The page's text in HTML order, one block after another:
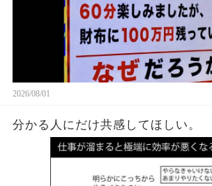
2026/08/01
分かる人にだけ共感してほしい。